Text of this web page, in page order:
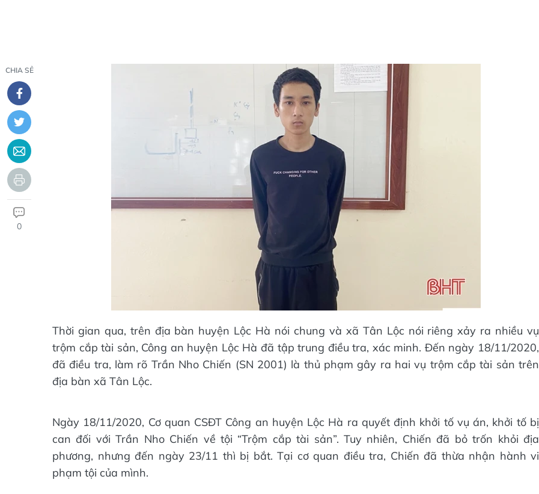
CHIA SẺ
0
Thời gian qua, trên địa bàn huyện Lộc Hà nói chung và xã Tân Lộc nói riêng xảy ra nhiều vụ
trộm cắp tài sản, Công an huyện Lộc Hà đã tập trung điều tra, xác minh. Đến ngày 18/11/2020,
đã điều tra, làm rõ Trần Nho Chiến (SN 2001) là thủ phạm gây ra hai vụ trộm cắp tài sản trên
địa bàn xã Tân Lộc.
Ngày 18/11/2020, Cơ quan CSĐT Công an huyện Lộc Hà ra quyết định khởi tố vụ án, khởi tố bị
can đối với Trần Nho Chiến về tội “Trộm cắp tài sản”. Tuy nhiên, Chiến đã bỏ trốn khỏi địa
phương, nhưng đến ngày 23/11 thì bị bắt. Tại cơ quan điều tra, Chiến đã thừa nhận hành vi
phạm tội của mình.